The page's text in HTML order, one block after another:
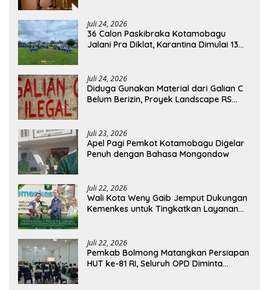
Juli 24, 2026
36 Calon Paskibraka Kotamobagu
Jalani Pra Diklat, Karantina Dimulai 13
Juli 24, 2026
Diduga Gunakan Material dari Galian C
Belum Berizin, Proyek Landscape RS
Juli 23, 2026
Apel Pagi Pemkot Kotamobagu Digelar
Penuh dengan Bahasa Mongondow
Juli 22, 2026
Wali Kota Weny Gaib Jemput Dukungan
Kemenkes untuk Tingkatkan Layanan
Juli 22, 2026
Pemkab Bolmong Matangkan Persiapan
HUT ke-81 RI, Seluruh OPD Diminta